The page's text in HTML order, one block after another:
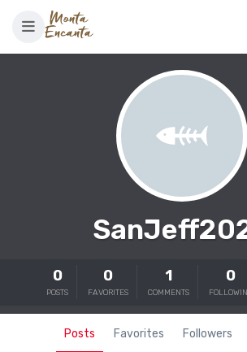
0
POSTS
0
FAVORITES
1
COMMENTS
0
Posts Favorites Followers